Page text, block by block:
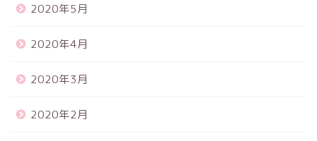
2020年5月
2020年4月
2020年3月
2020年2月